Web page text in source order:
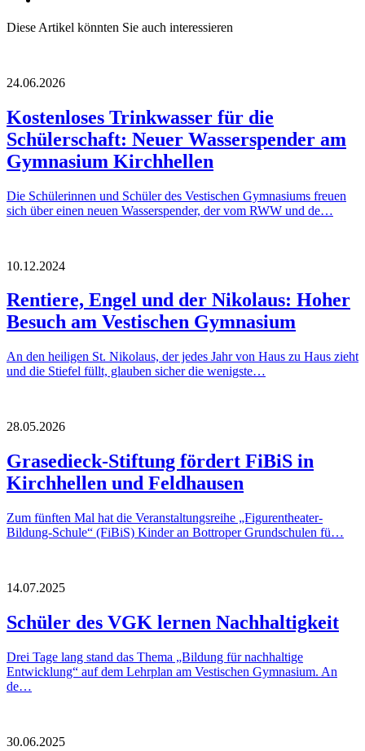
Diese Artikel könnten Sie auch interessieren
24.06.2026
Kostenloses Trinkwasser für die
Schülerschaft: Neuer Wasserspender am
Gymnasium Kirchhellen
Die Schülerinnen und Schüler des Vestischen Gymnasiums freuen
sich über einen neuen Wasserspender, der vom RWW und de…
10.12.2024
Rentiere, Engel und der Nikolaus: Hoher
Besuch am Vestischen Gymnasium
An den heiligen St. Nikolaus, der jedes Jahr von Haus zu Haus zieht
und die Stiefel füllt, glauben sicher die wenigste…
28.05.2026
Grasedieck-Stiftung fördert FiBiS in
Kirchhellen und Feldhausen
Zum fünften Mal hat die Veranstaltungsreihe „Figurentheater-
Bildung-Schule“ (FiBiS) Kinder an Bottroper Grundschulen fü…
14.07.2025
Schüler des VGK lernen Nachhaltigkeit
Drei Tage lang stand das Thema „Bildung für nachhaltige
Entwicklung“ auf dem Lehrplan am Vestischen Gymnasium. An
de…
30.06.2025